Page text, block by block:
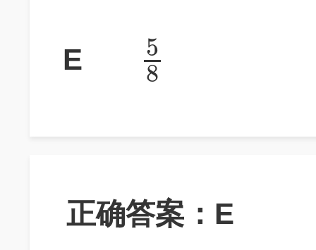
E 5
8
正确答案：E